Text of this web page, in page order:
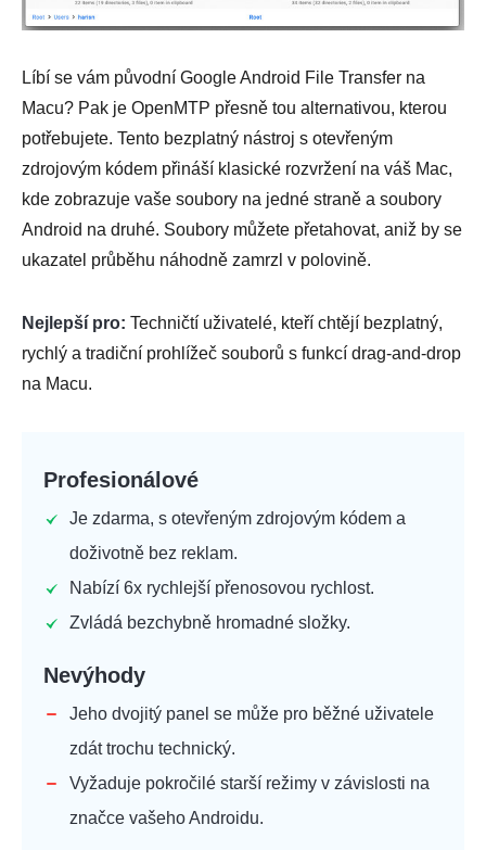
Líbí se vám původní Google Android File Transfer na
Macu? Pak je OpenMTP přesně tou alternativou, kterou
potřebujete. Tento bezplatný nástroj s otevřeným
zdrojovým kódem přináší klasické rozvržení na váš Mac,
kde zobrazuje vaše soubory na jedné straně a soubory
Android na druhé. Soubory můžete přetahovat, aniž by se
ukazatel průběhu náhodně zamrzl v polovině.
Nejlepší pro: Techničtí uživatelé, kteří chtějí bezplatný,
rychlý a tradiční prohlížeč souborů s funkcí drag-and-drop
na Macu.
Profesionálové
Je zdarma, s otevřeným zdrojovým kódem a
doživotně bez reklam.
Nabízí 6x rychlejší přenosovou rychlost.
Zvládá bezchybně hromadné složky.
Nevýhody
Jeho dvojitý panel se může pro běžné uživatele
zdát trochu technický.
Vyžaduje pokročilé starší režimy v závislosti na
značce vašeho Androidu.